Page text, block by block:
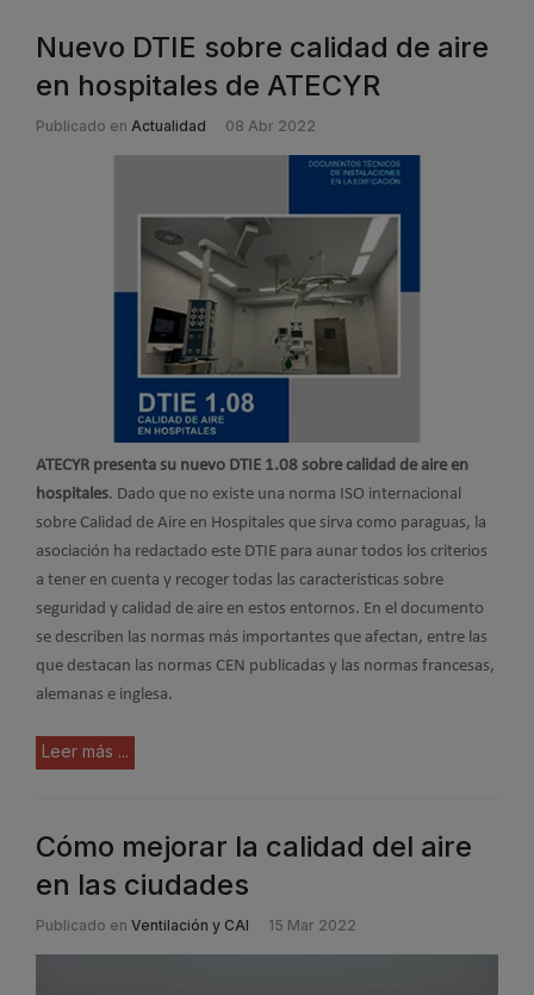
Nuevo DTIE sobre calidad de aire
en hospitales de ATECYR
Publicado en Actualidad 08 Abr 2022
ATECYR presenta su nuevo DTIE 1.08 sobre calidad de aire en
hospitales. Dado que no existe una norma ISO internacional
sobre Calidad de Aire en Hospitales que sirva como paraguas, la
asociación ha redactado este DTIE para aunar todos los criterios
a tener en cuenta y recoger todas las características sobre
seguridad y calidad de aire en estos entornos. En el documento
se describen las normas más importantes que afectan, entre las
que destacan las normas CEN publicadas y las normas francesas,
alemanas e inglesa.
Leer más ...
Cómo mejorar la calidad del aire
en las ciudades
Publicado en Ventilación y CAI 15 Mar 2022